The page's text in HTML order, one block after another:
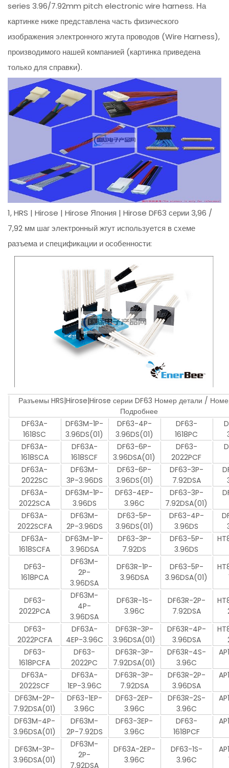
series 3.96/7.92mm pitch electronic wire harness. На
картинке ниже представлена часть физического
изображения электронного жгута проводов (Wire Harness),
производимого нашей компанией (картинка приведена
только для справки).
1, HRS | Hirose | Hirose Япония | Hirose DF63 серии 3,96 /
7,92 мм шаг электронный жгут используется в схеме
разъема и спецификации и особенности:
Разъемы HRS|Hirose|Hirose серии DF63 Номер детали /
Подробнее
DF63A-
1618SC
DF63M-1P-
3.96DS(01)
DF63-4P-
3.96DS(01)
DF63-
1618PC
DF63A-
1618SCA
DF63A-
1618SCF
DF63-6P-
3.96DSA(01)
DF63-
2022PCF
DF63A-
2022SC
DF63M-
3P-3.96DS
DF63-6P-
3.96DS(01)
DF63-3P-
7.92DSA
DF63A-
2022SCA
DF63M-1P-
3.96DS
DF63-4EP-
3.96C
DF63-3P-
7.92DSA(01)
DF63A-
2022SCFA
DF63M-
2P-3.96DS
DF63-5P-
3.96DS(01)
DF63-4P-
3.96DS
DF63A-
1618SCFA
DF63M-1P-
3.96DSA
DF63-3P-
7.92DS
DF63-5P-
3.96DS
DF63-
1618PCA
DF63M-
2P-
3.96DSA
DF63R-1P-
3.96DSA
DF63-5P-
3.96DSA(01)
DF63-
2022PCA
DF63M-
4P-
3.96DSA
DF63R-1S-
3.96C
DF63R-2P-
7.92DSA
DF63-
2022PCFA
DF63A-
4EP-3.96C
DF63R-3P-
3.96DSA(01)
DF63R-4P-
3.96DSA
DF63-
1618PCFA
DF63-
2022PC
DF63R-3P-
7.92DSA(01)
DF63R-4S-
3.96C
DF63A-
2022SCF
DF63A-
1EP-3.96C
DF63R-3P-
7.92DSA
DF63R-2P-
3.96DSA
DF63M-2P-
7.92DSA(01)
DF63-1EP-
3.96C
DF63-2EP-
3.96C
DF63R-2S-
3.96C
DF63M-4P-
3.96DSA(01)
DF63M-
2P-7.92DS
DF63-3EP-
3.96C
DF63-
1618PCF
DF63M-3P-
3.96DSA(01)
DF63M-
2P-
7.92DSA
DF63A-2EP-
3.96C
DF63-1S-
3.96C